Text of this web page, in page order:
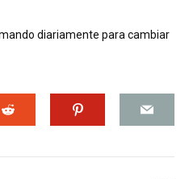
diariamente para cambiar